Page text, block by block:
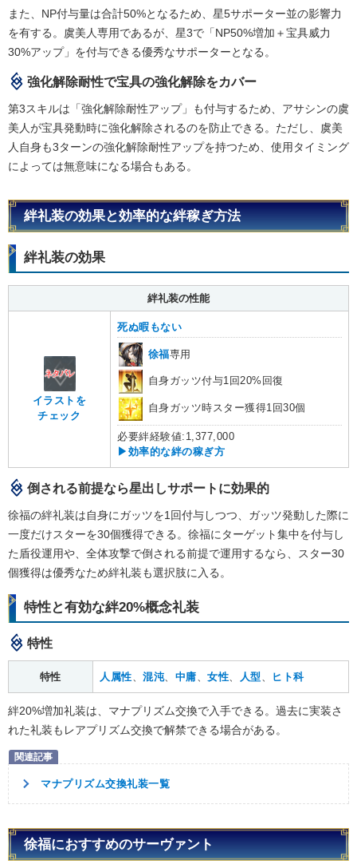
また、NP付与量は合計50%となるため、星5サポーター並の影響力
を有する。虞美人専用であるが、星3で「NP50%増加＋宝具威力
30%アップ」を付与できる優秀なサポーターとなる。
強化解除耐性で宝具の強化解除をカバー
第3スキルは「強化解除耐性アップ」も付与するため、アサシンの虞
美人が宝具発動時に強化解除されるのを防止できる。ただし、虞美
人自身も3ターンの強化解除耐性アップを持つため、使用タイミング
によっては無意味になる場合もある。
絆礼装の効果と効率的な絆稼ぎ方法
絆礼装の効果
絆礼装の性能
イラストを
チェック
死ぬ暇もない
徐福専用
自身ガッツ付与1回20%回復
自身ガッツ時スター獲得1回30個
必要絆経験値:1,377,000
▶効率的な絆の稼ぎ方
倒される前提なら星出しサポートに効果的
徐福の絆礼装は自身にガッツを1回付与しつつ、ガッツ発動した際に
一度だけスターを30個獲得できる。徐福にターゲット集中を付与し
た盾役運用や、全体攻撃で倒される前提で運用するなら、スター30
個獲得は優秀なため絆礼装も選択肢に入る。
特性と有効な絆20%概念礼装
特性
特性 人属性、混沌、 中庸、女性、 人型 、 ヒト科
絆20%増加礼装は、マナプリズム交換で入手できる。過去に実装さ
れた礼装もレアプリズム交換で解禁できる場合がある。
マナプリズム交換礼装一覧
徐福におすすめのサーヴァント